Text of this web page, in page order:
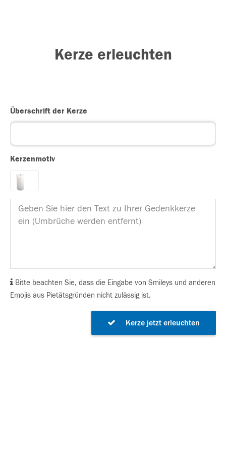
Kerze erleuchten
Überschrift der Kerze
Kerzenmotiv
Bitte beachten Sie, dass die Eingabe von Smileys und anderen
Emojis aus Pietätsgründen nicht zulässig ist.
Kerze jetzt erleuchten